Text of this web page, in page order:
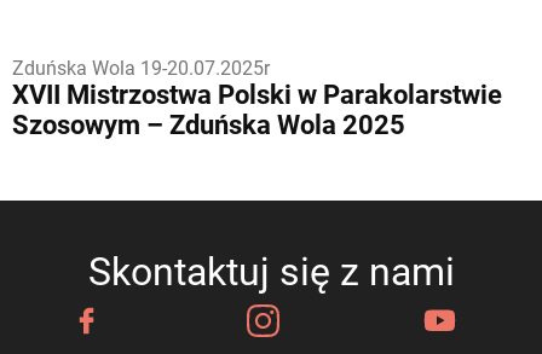
Zduńska Wola 19-20.07.2025r
XVII Mistrzostwa Polski w Parakolarstwie
Szosowym – Zduńska Wola 2025
Skontaktuj się z nami